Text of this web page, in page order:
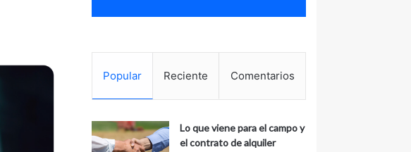
Popular Reciente Comentarios
Lo que viene para el campo y
el contrato de alquiler